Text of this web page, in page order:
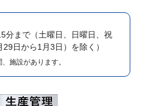
分まで （土曜日、日曜日、祝
日から1月3日）を除く）
施設があります。